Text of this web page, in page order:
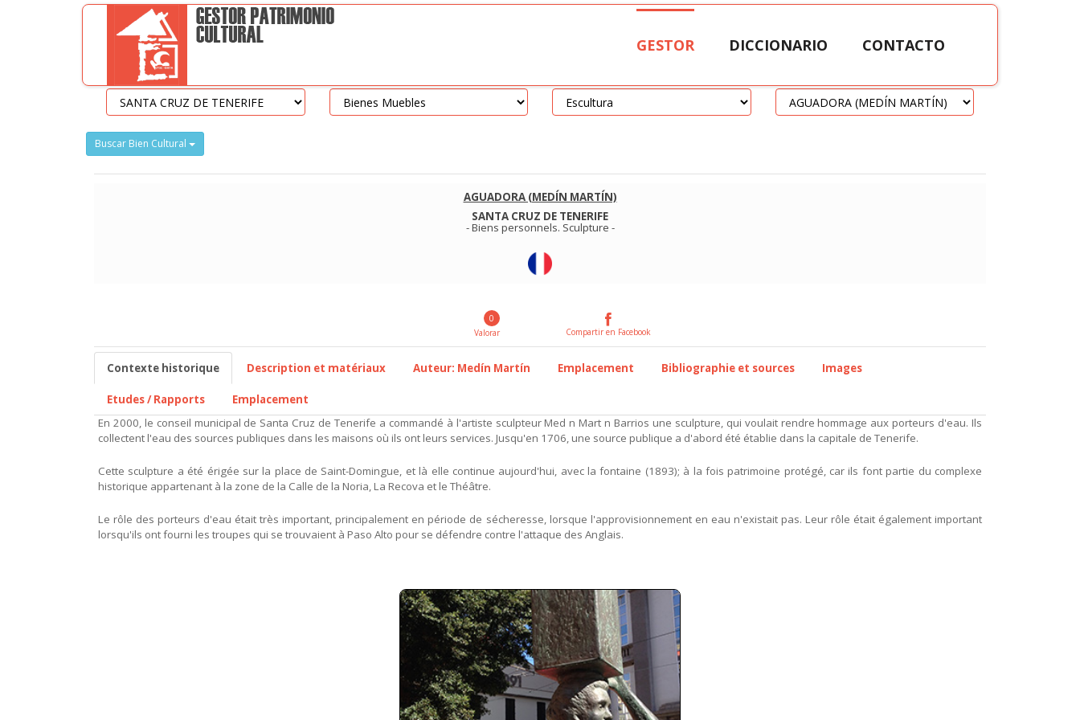
GESTOR DICCIONARIO CONTACTO
Buscar Bien Cultural
AGUADORA (MEDÍN MARTÍN)
SANTA CRUZ DE TENERIFE
-Biens personnels. Sculpture -
0
Valorar
Compartir en Facebook
Contexte historique Description et matériaux Auteur: Medín Martín Emplacement Bibliographie et sources Images
Etudes / Rapports
Emplacement
En 2000, le conseil municipal de Santa Cruz de Tenerife a commandé à l'artiste sculpteur Med n Mart n Barrios une sculpture, qui voulait rendre hommage aux porteurs d'eau. Ils
collectent l'eau des sources publiques dans les maisons où ils ont leurs services. Jusqu'en 1706, une source publique a d'abord été établie dans la capitale de Tenerife.
Cette sculpture a été érigée sur la place de Saint-Domingue, et là elle continue aujourd'hui, avec la fontaine (1893); à la fois patrimoine protégé, car ils font partie du complexe
historique appartenant à la zone de la Calle de la Noria, La Recova et le Théâtre.
Le rôle des porteurs d'eau était très important, principalement en période de sécheresse, lorsque l'approvisionnement en eau n'existait pas. Leur rôle était également important
lorsqu'ils ont fourni les troupes qui se trouvaient à Paso Alto pour se défendre contre l'attaque des Anglais.